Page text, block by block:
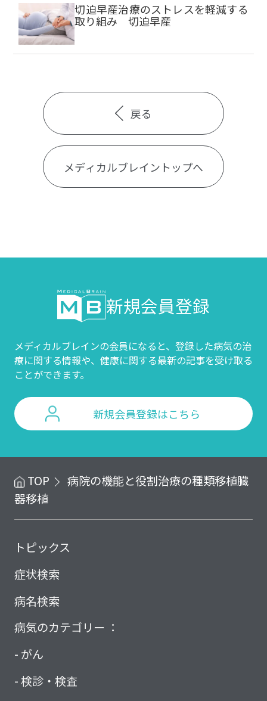
切迫早産治療のストレスを軽減する
取り組み 切迫早産
戻る
メディカルブレイントップへ
新規会員登録
メディカルブレインの会員になると、登録した病気の治
療に関する情報や、 健康に関する最新の記事を受け取る
ことができます。
新規会員登録はこちら
TOP 病院の機能と役割治療の種類移植臓
器移植
トピックス
症状検索
病名検索
病気のカテゴリー ：
がん
検診・検査